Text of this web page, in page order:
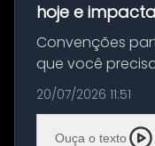
hoje e
Convenções
que você
segunda-feira e
para que
partidárias
20/07/2026 11:51
Ouça o texto